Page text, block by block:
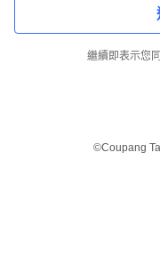
繼續即表示您
©Coupang